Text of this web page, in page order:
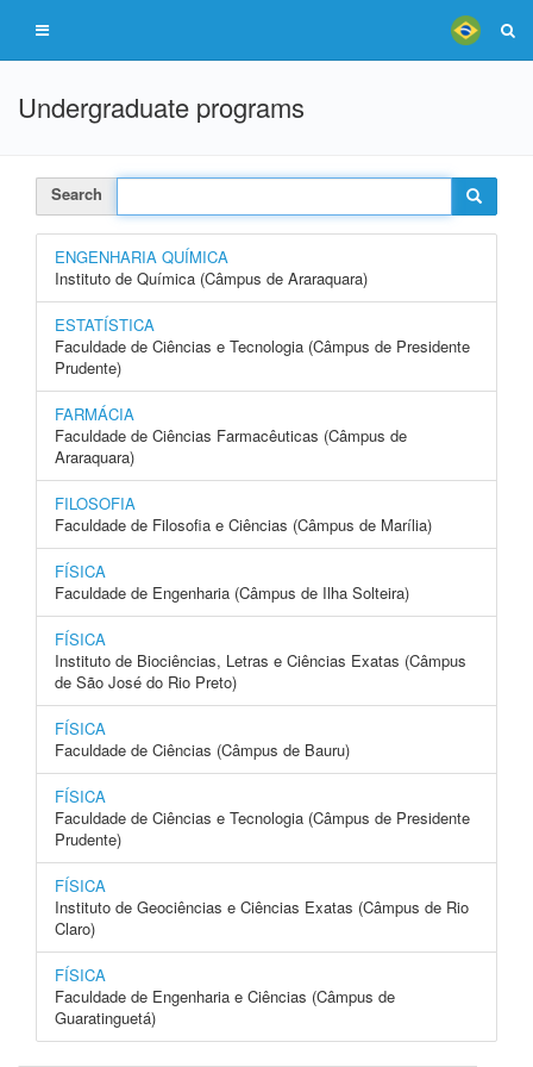
Undergraduate programs
Search
ENGENHARIA QUÍMICA
Instituto de Química (Câmpus de Araraquara)
ESTATÍSTICA
Faculdade de Ciências e Tecnologia (Câmpus de Presidente
Prudente)
FARMÁCIA
Faculdade de Ciências Farmacêuticas (Câmpus de
Araraquara)
FILOSOFIA
Faculdade de Filosofia e Ciências (Câmpus de Marília)
FÍSICA
Faculdade de Engenharia (Câmpus de Ilha Solteira)
FÍSICA
Instituto de Biociências, Letras e Ciências Exatas (Câmpus
de São José do Rio Preto)
FÍSICA
Faculdade de Ciências (Câmpus de Bauru)
FÍSICA
Faculdade de Ciências e Tecnologia (Câmpus de Presidente
Prudente)
FÍSICA
Instituto de Geociências e Ciências Exatas (Câmpus de Rio
Claro)
FÍSICA
Faculdade de Engenharia e Ciências (Câmpus de
Guaratinguetá)